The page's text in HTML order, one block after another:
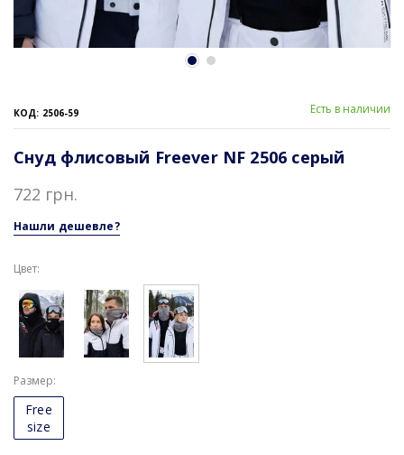
КОД: 2506-59 Есть в наличии
Снуд флисовый Freever NF 2506 серый
722 грн.
Нашли дешевле?
Цвет:
Размер
Free
size